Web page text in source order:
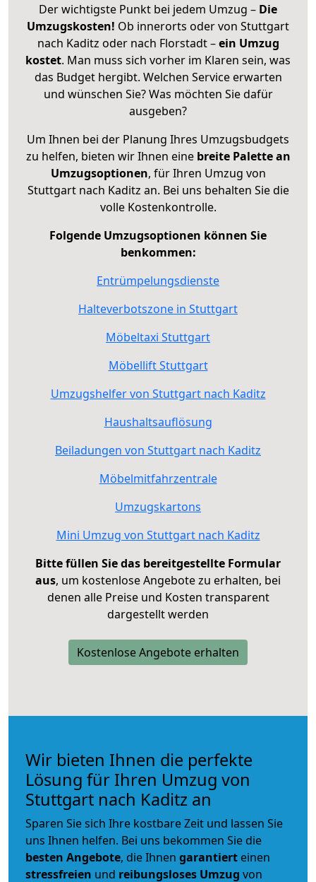
Der wichtigste Punkt bei jedem Umzug – Die
Umzugskosten! Ob innerorts oder von Stuttgart
nach Kaditz oder nach Florstadt –ein Umzug
kostet. Man muss sich vorher im Klaren sein, was
das Budget hergibt. Welchen Service erwarten
und wünschen Sie? Was möchten Sie dafür
ausgeben?
Um Ihnen bei der Planung Ihres Umzugsbudgets
zu helfen, bieten wir Ihnen eine breite Palette an
Umzugsoptionen, für Ihren Umzug von
Stuttgart nach Kaditz an. Bei uns behalten Sie die
volle Kostenkontrolle.
Folgende Umzugsoptionen können Sie
benkommen:
Entrümpelungsdienste
Halteverbotszone in Stuttgart
Möbeltaxi Stuttgart
Möbellift Stuttgart
Umzugshelfer von Stuttgart nach Kaditz
Haushaltsauflösung
Beiladungen von Stuttgart nach Kaditz
Möbelmitfahrzentrale
Umzugskartons
Mini Umzug von Stuttgart nach Kaditz
Bitte füllen Sie das bereitgestellte Formular
aus, um kostenlose Angebote zu erhalten, bei
denen alle Preise und Kosten transparent
dargestellt werden
Kostenlose Angebote erhalten
Wir bieten Ihnen die perfekte
Lösung für Ihren Umzug von
Stuttgart nach Kaditz an
Sparen Sie sich Ihre kostbare Zeit und lassen Sie
uns Ihnen helfen. Bei uns bekommen Sie die
besten Angebote, die Ihnen garantiert einen
stressfreien und reibungsloses Umzug von